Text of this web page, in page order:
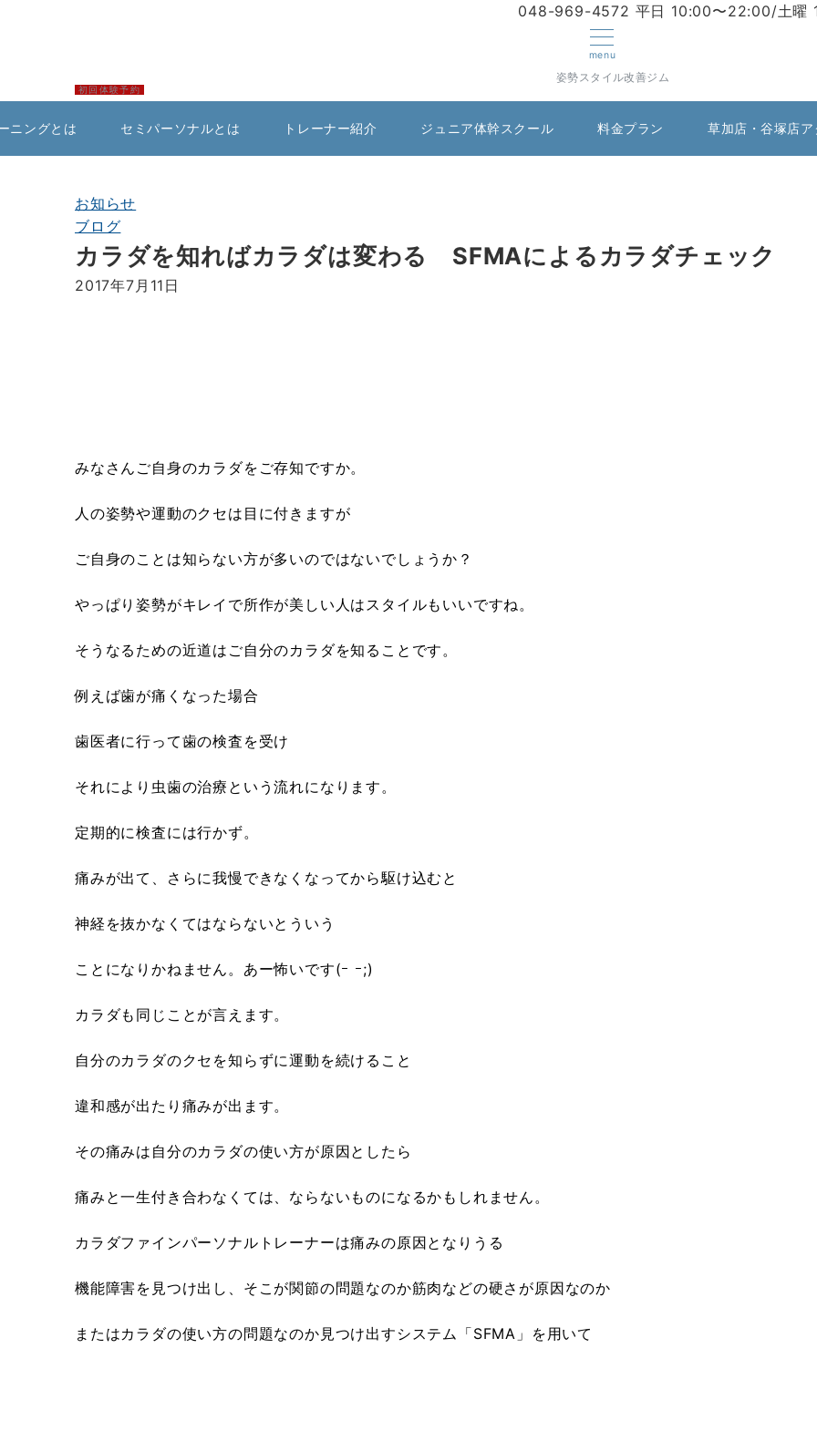
048-969-4572 平日 10:00〜22:00/土曜
menu
姿勢スタイル改善ジム
初回体験予約
ニングとは セミパーソナルとは トレーナー紹介 ジュニア体幹スクール 料金プラン 草加店・谷塚店
お知らせ
ブログ
カラダを知ればカラダは変わる SFMAによるカラダチェック
2017年7月11日
みなさんご自身のカラダをご存知ですか。
人の姿勢や運動のクセは目に付きますが
ご自身のことは知らない方が多いのではないでしょうか？
やっぱり姿勢がキレイで所作が美しい人はスタイルもいいですね。
そうなるための近道はご自分のカラダを知ることです。
例えば歯が痛くなった場合
歯医者に行って歯の検査を受け
それにより虫歯の治療という流れになります。
定期的に検査には行かず。
痛みが出て、さらに我慢できなくなってから駆け込むと
神経を抜かなくてはならないとういう
ことになりかねません。あー怖いです(ｰ ｰ;)
カラダも同じことが言えます。
自分のカラダのクセを知らずに運動を続けること
違和感が出たり痛みが出ます。
その痛みは自分のカラダの使い方が原因としたら
痛みと一生付き合わなくては、ならないものになるかもしれません。
カラダファインパーソナルトレーナーは痛みの原因となりうる
機能障害を見つけ出し、そこが関節の問題なのか筋肉などの硬さが原因なのか
またはカラダの使い方の問題なのか見つけ出すシステム「SFMA」を用いて